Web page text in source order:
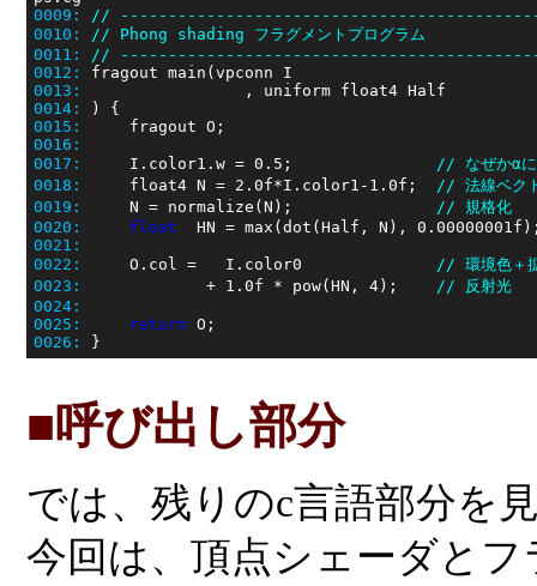
0009:
//
0010:
// Phong shading フラグメントプログラム
0011:
//
0012:
0013:
0014:
0015:
0016:
0017:
     I.color1.w = 0.5;
// なぜかαに
0018:
     float4 N = 2.0f*I.color1-1.0f;
// 法線ベク
0019:
     N = normalize(N);
// 規格化
0020:
float
0021:
0022:
     O.col =   I.color0
// 環境色＋
0023:
             + 1.0f * pow(HN, 4);
// 反射光
0024:
0025:
return
0026:
■呼び出し部分
では、残りのc言語部分を
今回は、頂点シェーダと